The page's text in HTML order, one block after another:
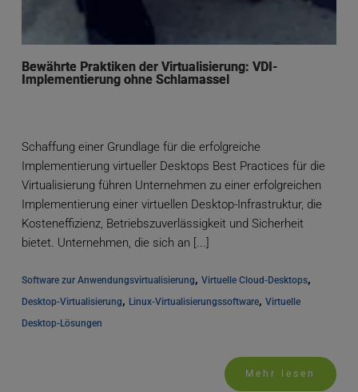
Bewährte Praktiken der Virtualisierung: VDI-
Implementierung ohne Schlamassel
Schaffung einer Grundlage für die erfolgreiche
Implementierung virtueller Desktops Best Practices für die
Virtualisierung führen Unternehmen zu einer erfolgreichen
Implementierung einer virtuellen Desktop-Infrastruktur, die
Kosteneffizienz, Betriebszuverlässigkeit und Sicherheit
bietet. Unternehmen, die sich an [...]
Software zur Anwendungsvirtualisierung, Virtuelle Cloud-Desktops
Desktop-Virtualisierung, Linux-Virtualisierungssoftware, Virtuelle
Desktop-Lösungen
Mehr lesen